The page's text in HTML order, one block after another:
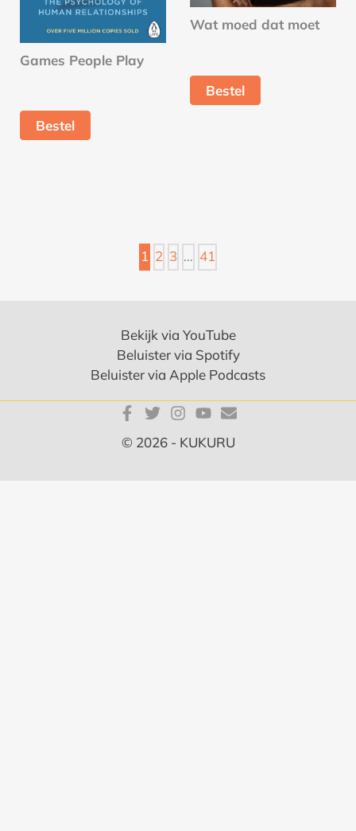
Games People Play
Bestel
Wat moed dat moet
Bestel
1 2 3 … 41
Bekijk via YouTube
Beluister via Spotify
Beluister via Apple Podcasts
© 2026 - KUKURU